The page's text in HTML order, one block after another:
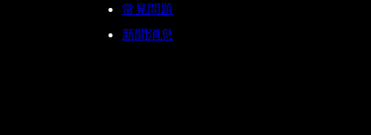
常見問題
新聞消息